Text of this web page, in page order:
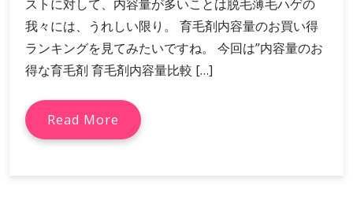
ストに対して、内容量が多いことは脱毛薄毛ハゲの
我々には、うれしい限り。 育毛剤内容量のお買い得
ランキングを見てみたいですね。 今回は”内容量のお
得な育毛剤 育毛剤内容量比較 […]
Read More